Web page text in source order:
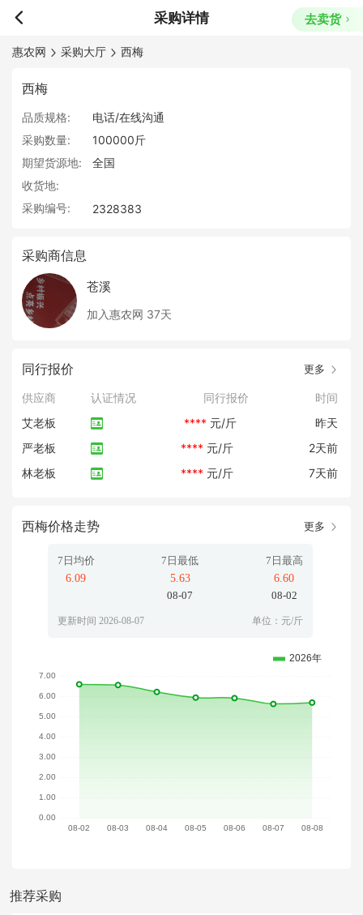
采购详情 去卖货
惠农网 采购大厅 西梅
西梅
品质规格:
电话/在线沟通
采购数量:
100000斤
期望货源地:
全国
收货地:
采购编号:
2328383
采购商信息
苍溪
加入惠农网 37天
同行报价 更多
供应商 认证情况 同行报价
时间
艾老板
**** 元/斤
昨天
严老板
**** 元/斤
2天前
林老板
**** 元/斤 7天前
西梅价格走势 更多
7日均价
6.09
7日最低
5.63
08-07
7日最高
6.60
08-02
更新时间 2026-08-07 单位：元/斤
推荐采购